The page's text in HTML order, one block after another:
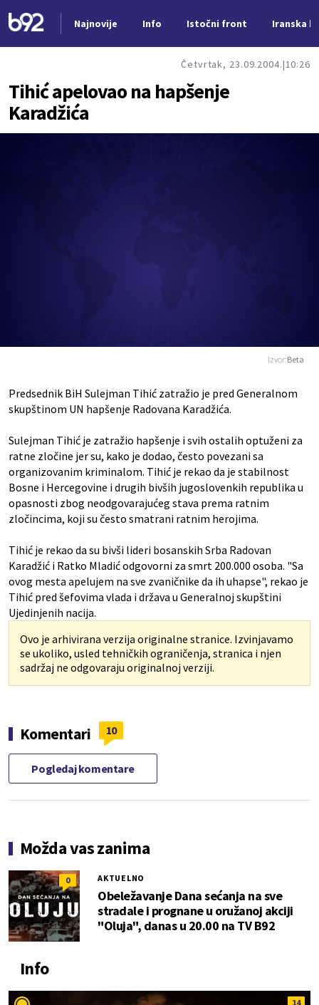
Najnovije Info Istočni front Iranska
Četvrtak, 23.09.2004. 10:26
Tihić apelovao na hapšenje
Karadžića
Izvor:Beta
Predsednik BiH Sulejman Tihić zatražio je pred Generalnom
skupštinom UN hapšenje Radovana Karadžića.
Sulejman Tihić je zatražio hapšenje i svih ostalih optuženi za
ratne zločine jer su, kako je dodao, često povezani sa
organizovanim kriminalom. Tihić je rekao da je stabilnost
Bosne i Hercegovine i drugih bivših jugoslovenkih republika u
opasnosti zbog neodgovarajućeg stava prema ratnim
zločincima, koji su često smatrani ratnim herojima.
Tihić je rekao da su bivši lideri bosanskih Srba Radovan
Karadžić i Ratko Mladić odgovorni za smrt 200.000 osoba. "Sa
ovog mesta apelujem na sve zvaničnike da ih uhapse", rekao je
Tihić pred šefovima vlada i država u Generalnoj skupštini
Ujedinjenih nacija.
Ovo je arhivirana verzija originalne stranice. Izvinjavamo
se ukoliko, usled tehničkih ograničenja, stranica i njen
sadržaj ne odgovaraju originalnoj verziji.
Komentari 10
Pogledaj komentare
Možda vas zanima
0 AKTUELNO
Obeležavanje Dana sećanja na sve
stradale i prognane u oružanoj akciji
"Oluja", danas u 20.00 na TV B92
Info
14